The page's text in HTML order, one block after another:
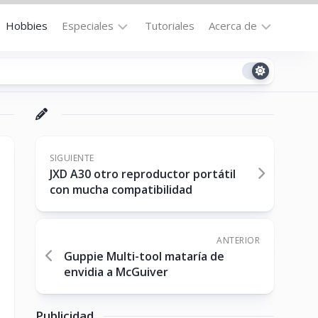
Hobbies Especiales
la
Destacados
Downloads
No-
Tutoriales Acerca de
Contacto
Cookie
(US)
SIGUIENTE
JXD A30 otro reproductor portátil
con mucha compatibilidad
ANTERIOR
Guppie Multi-tool mataría de
envidia a McGuiver